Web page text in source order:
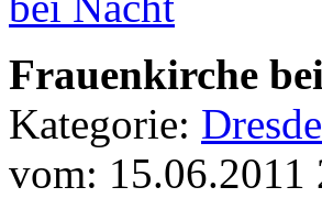
Frauenkirche
Kategorie:
vom: 15.06.2011